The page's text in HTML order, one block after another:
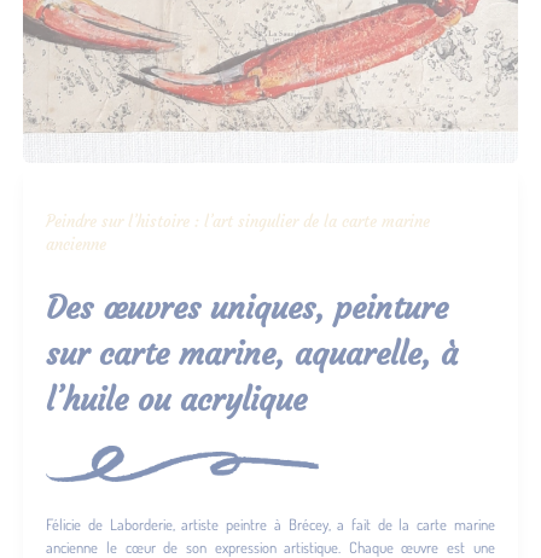
Peindre sur l’histoire : l’art singulier de la carte marine
ancienne
Des œuvres uniques, peinture
sur carte marine, aquarelle, à
l’huile ou acrylique
Félicie de Laborderie, artiste peintre à Brécey, a fait de la carte marine
ancienne le cœur de son expression artistique. Chaque œuvre est une